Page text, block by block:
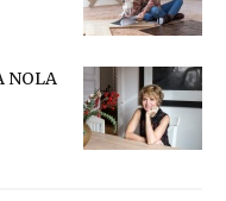
NOLA